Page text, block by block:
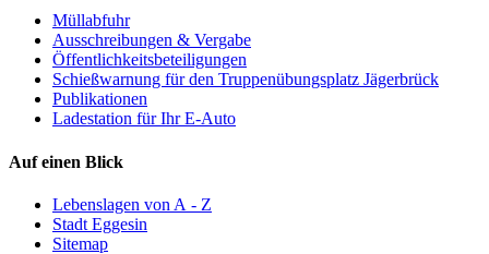
Müllabfuhr
Ausschreibungen & Vergabe
Öffentlichkeitsbeteiligungen
Schießwarnung für den Truppenübungsplatz Jägerbrück
Publikationen
Ladestation für Ihr E-Auto
Auf einen Blick
Lebenslagen von A - Z
Stadt Eggesin
Sitemap